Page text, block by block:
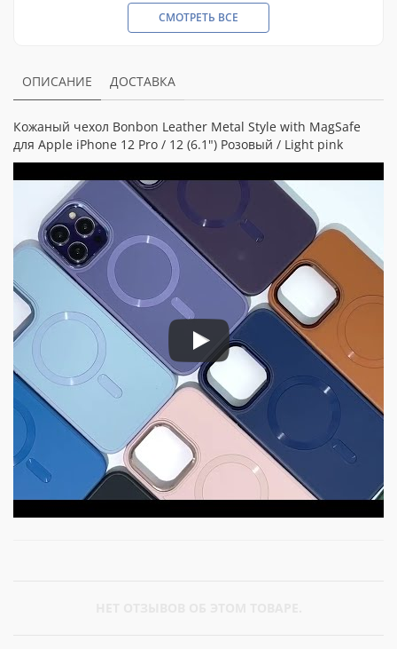
СМОТРЕТЬ ВСЕ
ОПИСАНИЕ ДОСТАВКА
Кожаный чехол Bonbon Leather Metal Style with MagSafe
для Apple iPhone 12 Pro / 12 (6.1") Розовый / Light pink